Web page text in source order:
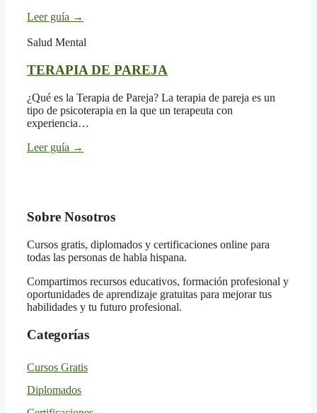
Leer guía →
Salud Mental
TERAPIA DE PAREJA
¿Qué es la Terapia de Pareja? La terapia de pareja es un
tipo de psicoterapia en la que un terapeuta con
experiencia…
Leer guía →
Sobre Nosotros
Cursos gratis, diplomados y certificaciones online para
todas las personas de habla hispana.
Compartimos recursos educativos, formación profesional y
oportunidades de aprendizaje gratuitas para mejorar tus
habilidades y tu futuro profesional.
Categorías
Cursos Gratis
Diplomados